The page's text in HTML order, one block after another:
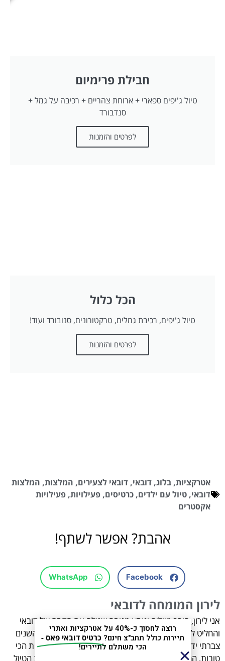
חבילת פרימיום
טיול ג'יפים ספארי + ארוחת צהריים + רכיבה על גמל +
סנדבורד
לפרטים והזמנות
הכל כלול
טיול ג'יפים, רכיבת גמלים, טרקטורונים, סנובורד ועוד!
לפרטים והזמנות
אטרקציות, בלוג, דובאי, דובאי לצעירים, המלצות, המלצות
דובאי, טיול עם ילדים, כרטיסים, פעילויות, פעילויות
אקסטרים
אהבת? אפשר לשתף!
Facebook
WhatsApp
לירון המומחה לדובאי
אני לירון, חובב טיולים ונוסע מנוסה שגילה את הקסם של דובאי
והחליט לחלוק אותו עם מטיילים נוספים מישראל. במהלך השנים
צברתי ידע רחב על דובאי, המקומות הכי מיוחדים, המסעדות הכי
טובות, החוויות שאסור לפספס, וכל זאת במטרה להפוך את הטיול
רוצה לחסוך כ-40% על אטרקציות ואתרי
תיירות כולל תחב"צ חינם? כרטיס דובאי פאס -
הכי משתלם לתיירים!